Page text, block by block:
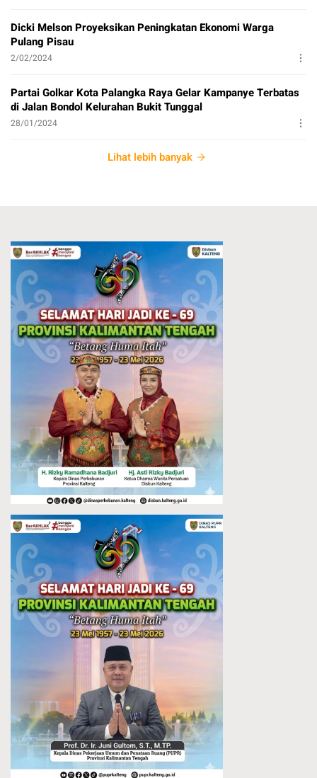
Dicki Melson Proyeksikan Peningkatan Ekonomi Warga
Pulang Pisau
2/02/2024
Partai Golkar Kota Palangka Raya Gelar Kampanye Terbatas
di Jalan Bondol Kelurahan Bukit Tunggal
28/01/2024
Lihat lebih banyak